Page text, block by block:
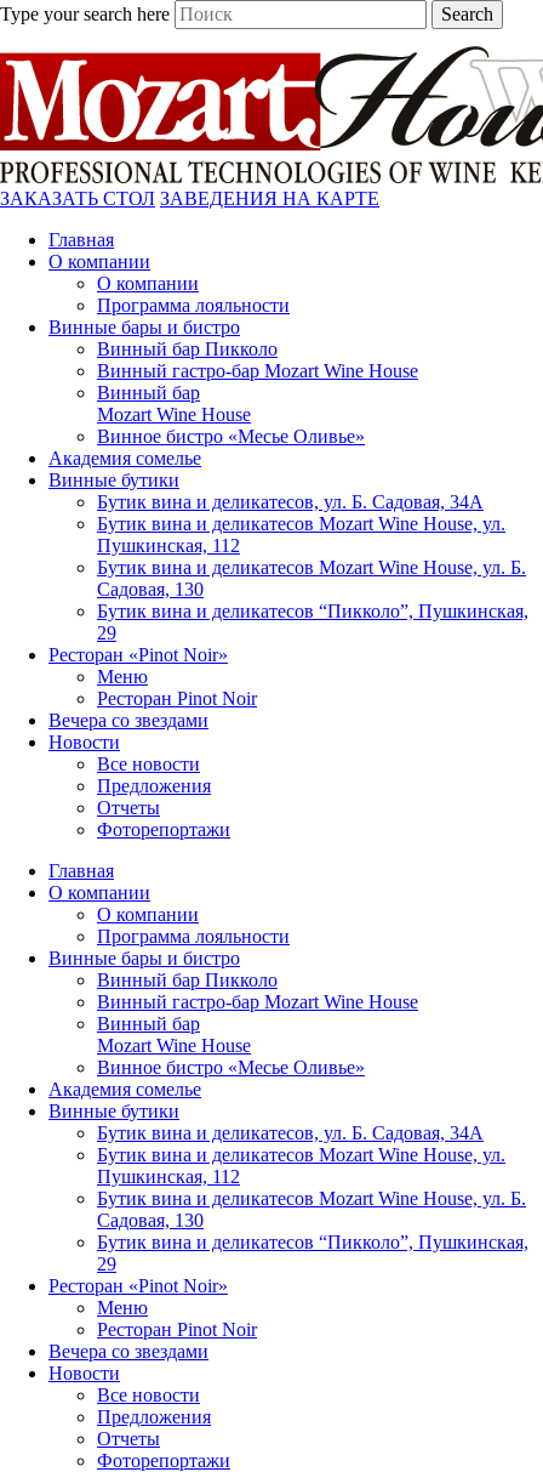
Type your search here Search
ЗАКАЗАТЬ СТОЛ ЗАВЕДЕНИЯ НА КАРТЕ
Главная
О компании
О компании
Программа лояльности
Винные бары и бистро
Винный бар Пикколо
Винный гастро-бар Mozart Wine House
Винный бар
Mozart Wine House
Винное бистро «Месье Оливье»
Академия сомелье
Винные бутики
Бутик вина и деликатесов, ул. Б. Садовая, 34А
Бутик вина и деликатесов Mozart Wine House, ул.
Пушкинская, 112
Бутик вина и деликатесов Mozart Wine House, ул. Б.
Садовая, 130
Бутик вина и деликатесов “Пикколо”, Пушкинская,
29
Ресторан «Pinot Noir»
Меню
Ресторан Pinot Noir
Вечера со звездами
Новости
Все новости
Предложения
Отчеты
Фоторепортажи
Главная
О компании
О компании
Программа лояльности
Винные бары и бистро
Винный бар Пикколо
Винный гастро-бар Mozart Wine House
Винный бар
Mozart Wine House
Винное бистро «Месье Оливье»
Академия сомелье
Винные бутики
Бутик вина и деликатесов, ул. Б. Садовая, 34А
Бутик вина и деликатесов Mozart Wine House, ул.
Пушкинская, 112
Бутик вина и деликатесов Mozart Wine House, ул. Б.
Садовая, 130
Бутик вина и деликатесов “Пикколо”, Пушкинская,
29
Ресторан «Pinot Noir»
Меню
Ресторан Pinot Noir
Вечера со звездами
Новости
Все новости
Предложения
Отчеты
Фоторепортажи